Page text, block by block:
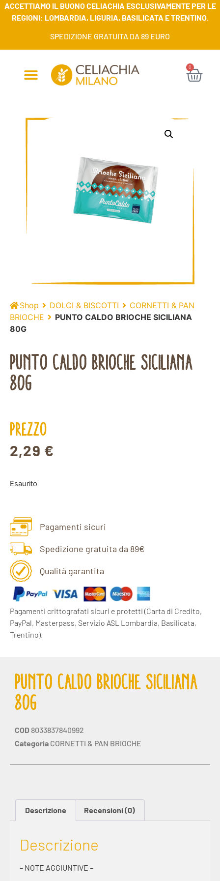
ACCETTIAMO IL BUONO CELIACHIA ESCLUSIVAMENTE PER LE
REGIONI: LOMBARDIA, LIGURIA, BASILICATA E TRENTINO.
SPEDIZIONE GRATUITA DA 89 EURO
0
Shop DOLCI & BISCOTTI
CORNETTI & PAN
BRIOCHE
PUNTO CALDO BRIOCHE SICILIANA
80G
PUNTO CALDO BRIOCHE SICILIANA
80G
PREZZO
2,29 €
Esaurito
Pagamenti sicuri
Spedizione gratuita da 89€
Qualità garantita
Pagamenti crittografati sicuri e protetti (Carta di Credito,
PayPal, Masterpass, Servizio ASL Lombardia, Basilicata,
Trentino).
PUNTO CALDO BRIOCHE SICILIANA
80G
COD 8033837840992
Categoria CORNETTI & PAN BRIOCHE
Descrizione Recensioni (0)
Descrizione
– NOTE AGGIUNTIVE –